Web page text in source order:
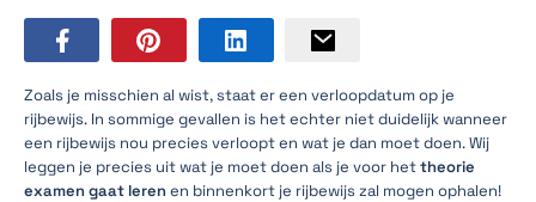
Zoals je misschien al wist, staat er een verloopdatum op je
rijbewijs. In sommige gevallen is het echter niet duidelijk wanneer
een rijbewijs nou precies verloopt en wat je dan moet doen. Wij
leggen je precies uit wat je moet doen als je voor hettheorie
examen gaat lerenen binnenkort je rijbewijs zal mogen ophalen!